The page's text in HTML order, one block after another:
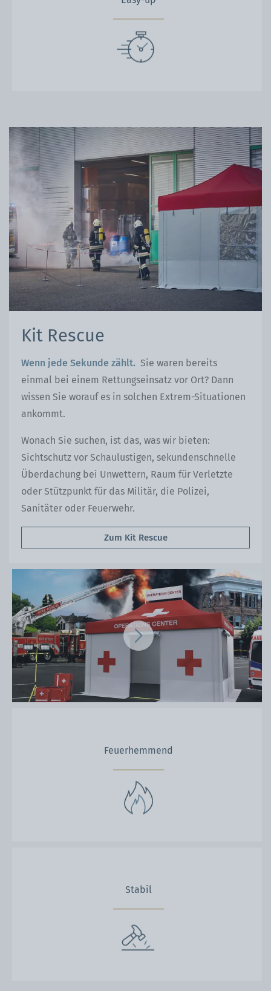
Kit Rescue
Wenn jede Sekunde zählt. Sie waren bereits
einmal bei einem Rettungseinsatz vor Ort? Dann
wissen Sie worauf es in solchen Extrem-Situationen
ankommt.
Wonach Sie suchen, ist das, was wir bieten:
Sichtschutz vor Schaulustigen, sekundenschnelle
Überdachung bei Unwettern, Raum für Verletzte
oder Stützpunkt für das Militär, die Polizei,
Sanitäter oder Feuerwehr.
Zum Kit Rescue
Feuerhemmend
Stabil